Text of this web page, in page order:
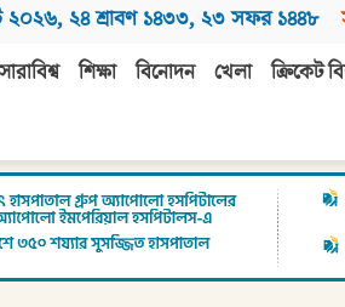
২০২৬, ২৪ শ্রাবণ ১৪৩৩, ২৩ সফর ১৪৪৮
সারাবিশ্ব শিক্ষা বিনোদন খেলা ক্রিকেট